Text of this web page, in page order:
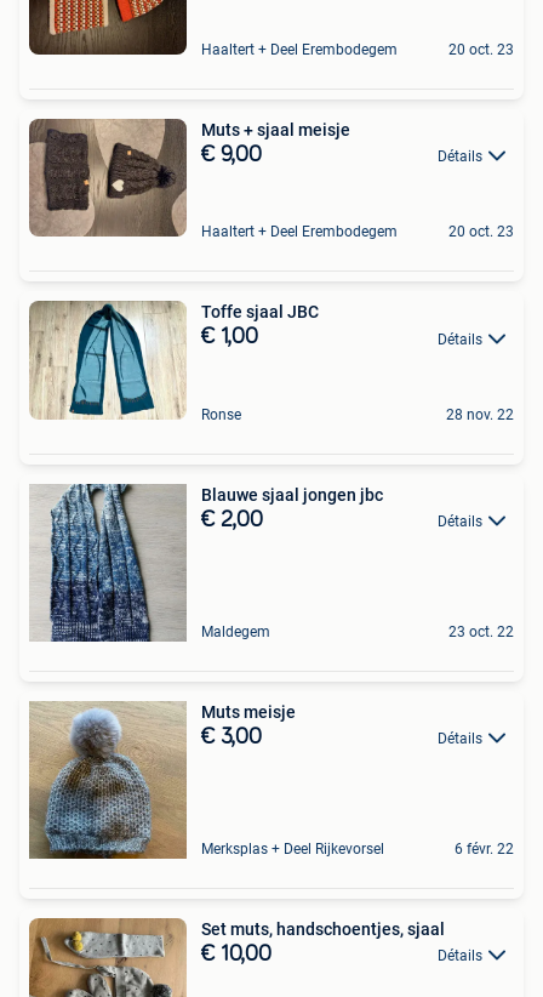
Haaltert + Deel Erembodegem 20 oct. 23
Muts + sjaal meisje
€ 9,00 Détails
Haaltert + Deel Erembodegem 20 oct. 23
Toffe sjaal JBC
€ 1,00 Détails
Ronse 28 nov. 22
Blauwe sjaal jongen jbc
€ 2,00 Détails
Maldegem 23 oct. 22
Muts meisje
€ 3,00 Détails
Merksplas + Deel Rijkevorsel 6 févr. 22
Set muts, handschoentjes, sjaal
€ 10,00 Détails